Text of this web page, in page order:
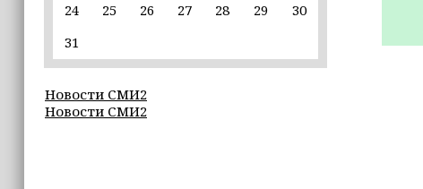
сутки
20:09
19:37
24
25 26 27 28 29
30
31
Новости СМИ2
Новости СМИ2